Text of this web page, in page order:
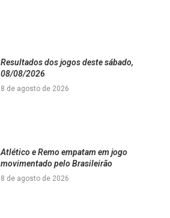
Resultados dos jogos deste sábado,
08/08/2026
8 de agosto de 2026
Atlético e Remo empatam em jogo
movimentado pelo Brasileirão
8 de agosto de 2026